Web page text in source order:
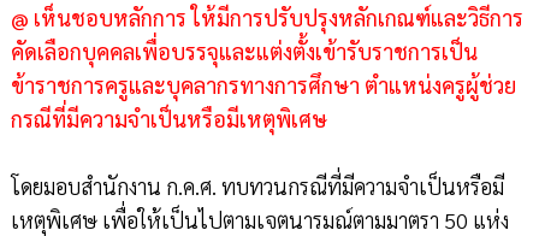
@ เห็นชอบหลักการ ให้มีการปรับปรุงหลักเกณฑ์และวิธีการ
คัดเลือกบุคคลเพื่อบรรจุและแต่งตั้งเข้ารับราชการเป็น
ข้าราชการครูและบุคลากรทางการศึกษา ตำแหน่งครูผู้ช่วย
กรณีที่มีความจำเป็นหรือมีเหตุพิเศษ
โดยมอบสำนักงาน ก.ค.ศ. ทบทวนกรณีที่มีความจำเป็นหรือมี
เหตุพิเศษ เพื่อให้เป็นไปตามเจตนารมณ์ตามมาตรา 50 แห่ง